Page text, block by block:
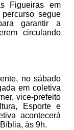
Figueiras em
segue
garantir a
circulando
no sábado
em coletiva
vice-prefeito
Esporte e
acontecerá
às 9h.